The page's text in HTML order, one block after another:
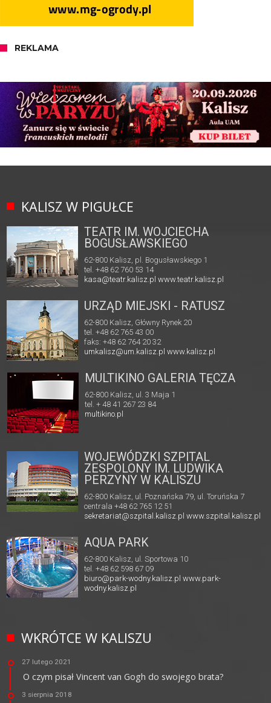
REKLAMA
KALISZ W PIGUŁCE
TEATR IM. WOJCIECHA
BOGUSŁAWSKIEGO
62-800 Kalisz, pl. Bogusławskiego 1
tel. +48 62 760 53 14
kasa@teatr.kalisz.pl www.teatr.kalisz.pl
URZĄD MIEJSKI - RATUSZ
62-800 Kalisz, Główny Rynek 20
tel. +48 62 765 43 00
faks: +48 62 764 20 32
umkalisz@um.kalisz.plwww.kalisz.pl
MULTIKINO GALERIA TĘCZA
62-800 Kalisz, ul. 3 Maja 1
tel. + 48 41 267 23 84
multikino.pl
WOJEWÓDZKI SZPITAL
ZESPOLONY IM. LUDWIKA
PERZYNY W KALISZU
62-800 Kalisz, ul. Poznańska 79, ul. Toruńska 7
centrala +48 62 765 12 51
sekretariat@szpital.kalisz.pl www.szpital.kalisz.pl
AQUA PARK
62-800 Kalisz, ul. Sportowa 10
tel. +48 62 598 67 09
biuro@park-wodny.kalisz.pl www.park-
wodny.kalisz.pl
WKRÓTCE W KALISZU
27 lutego 2021
O czym pisał Vincent van Gogh do swojego brata?
3 sierpnia 2018